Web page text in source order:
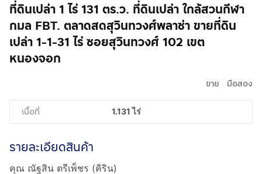
ที่ดินเปล่า 1 ไร่ 131 ตร.ว. ที่ดินเปล่า ใกล้สวนกีฬา
กมล FBT. ตลาดสดสุวินทวงศ์พลาซ่า ขายที่ดิน
เปล่า 1-1-31 ไร่ ซอยสุวินทวงศ์ 102 เขต
หนองจอก
ขาย มือสอง
เนื้อที่ 1.131 ไร่
รายละเอียดสินค้า
คุณ ณัฐสิน ตรีเพ็ชร (คิริน)